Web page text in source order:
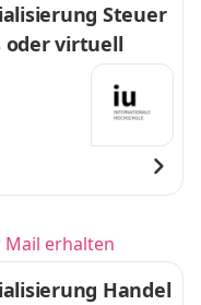
Steuer
oder virtuell
Mail erhalten
Handel